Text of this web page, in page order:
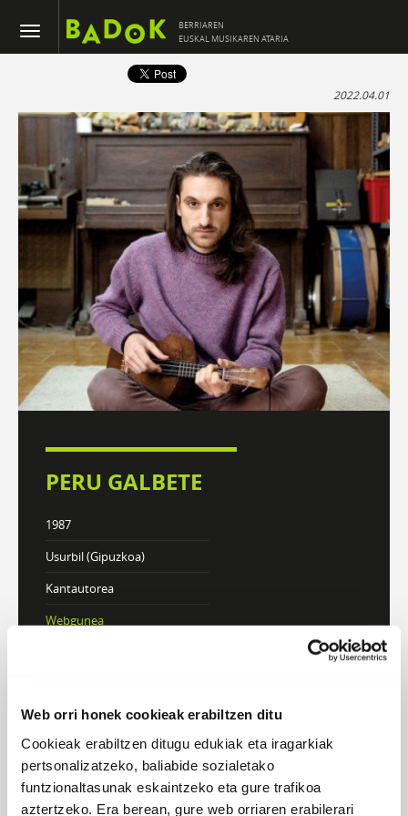
Web orri honek cookieak erabiltzen ditu
Cookieak erabiltzen ditugu edukiak eta iragarkiak
pertsonalizatzeko, baliabide sozialetako
funtzionaltasunak eskaintzeko eta gure trafikoa
aztertzeko. Era berean, gure web orriaren erabilerari
BERRIAREN
EUSKAL MUSIKAREN ATARIA
2022.04.01
PERU GALBETE
1987
Usurbil (Gipuzkoa)
Kantautorea
Webgunea
DISKOGRAFIA BIOGRAFIA